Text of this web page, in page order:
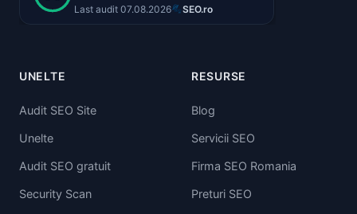
UNELTE
Audit SEO Site
Unelte
Audit SEO gratuit
Security Scan
RESURSE
Blog
Servicii SEO
Firma SEO Romania
Preturi SEO